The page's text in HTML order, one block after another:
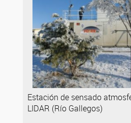
Estación de sensado
LIDAR (Río Gallegos)